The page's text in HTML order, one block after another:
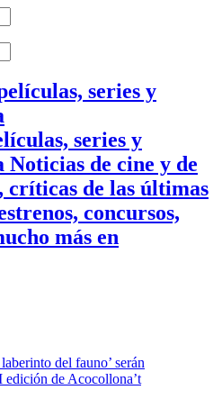
series y
de cine y de
críticas de las últimas
concursos,
más en